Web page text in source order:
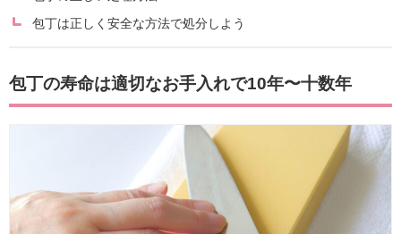
包丁は正しく安全な方法で処分しよう
包丁の寿命は適切なお手入れで10年〜十数年